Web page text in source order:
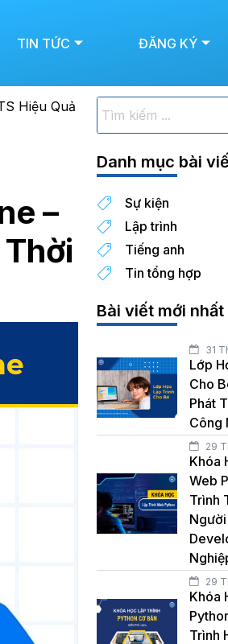
TIN TỨC ĐĂNG KÝ
Hiệu Quả
–
Danh mục bài
Sự kiện
Lập trình
Tiếng anh
Tin tổng hợp
Bài viết mới nhất
31
Lớp
Cho
Phát
Công
29
Khóa
Web
Trình
29
Khóa
Trình